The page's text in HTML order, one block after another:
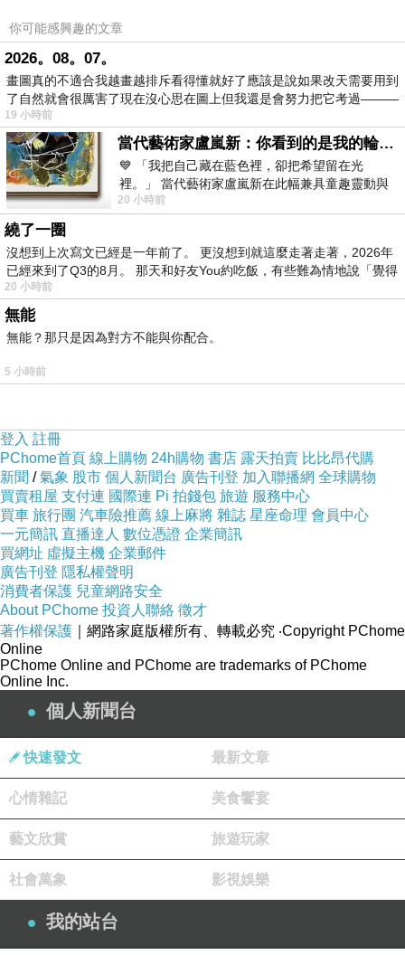
店門口擺放扭蛋機 販售的是解酒的小玩意
兒
現場提供打光燈 讓人盡情開心拍照
這團熊熊烈火其實是水蒸氣唷！超特別的～
你可能感興趣的文章
2026。08。07。
畫圖真的不適合我越畫越排斥看得懂就好了應該是說如果改天需要用到
了自然就會很厲害了現在沒心思在圖上但我還是會努力把它考過———
19 小時前
當代藝術家盧嵐新：你看到的是我的輪廓，還是你的故事？——藏在藍色裡的希望與光
💙 「我把自己藏在藍色裡，卻把希望留在光
裡。」 當代藝術家盧嵐新在此幅兼具童趣靈動與
抽象韻味的新作中，用湛藍的羽翼般色塊包覆著
20 小時前
繞了一圈
沒想到上次寫文已經是一年前了。 更沒想到就這麼走著走著，2026年
已經來到了Q3的8月。 那天和好友You約吃飯，有些難為情地說「覺得
20 小時前
無能
無能？那只是因為對方不能與你配合。
5 小時前
登入 註冊
PChome首頁 線上購物 24h購物 書店 露天拍賣 比比昂代購
新聞 /氣象 股市 個人新聞台 廣告刊登 加入聯播網 全球購物
買賣租屋 支付連 國際連 Pi 拍錢包 旅遊 服務中心
買車 旅行團 汽車險推薦 線上麻將 雜誌 星座命理 會員中心
一元簡訊 直播達人 數位憑證 企業簡訊
買網址 虛擬主機 企業郵件
廣告刊登 隱私權聲明
消費者保護 兒童網路安全
About PChome 投資人聯絡 徵才
著作權保護 ｜網路家庭版權所有、轉載必究 ‧Copyright PChome
Online
PChome Online and PChome are trademarks of PChome
Online Inc.
個人新聞台
快速發文 最新文章
心情雜記 美食饗宴
藝文欣賞 旅遊玩家
社會萬象 影視娛樂
我的站台